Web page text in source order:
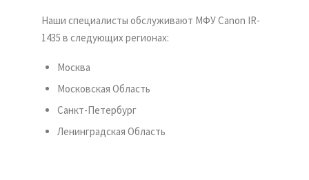
Наши специалисты обслуживают МФУ Canon IR-
1435 в следующих регионах:
Москва
Московская Область
Санкт-Петербург
Ленинградская Область